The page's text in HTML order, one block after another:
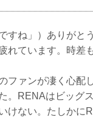
すね」）ありがと
れています。時差
ファンが凄く心配
。RENAはビッグ
けない。たしかに